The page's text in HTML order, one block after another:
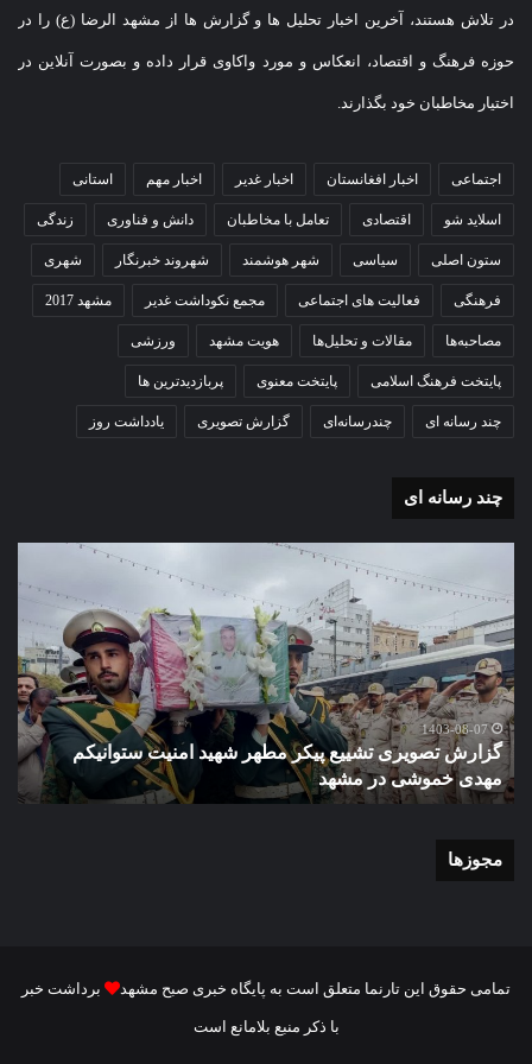
Te
le
a
m
W
ha
A
pp
Pr
in
ri
en
y
C
nk
Fa
ok
T
E
M
ge
Li
Vi
S
pe
W
C
ha
ا
تر
ا
ک
گذ
ار
صبح مشهد
زنان و زایمان
در تلاش هستند، آخرین اخبار تحلیل ها و گزارش ها از مشهد الرضا (ع) را در
حوزه فرهنگ و اقتصاد، انعکاس و مورد واکاوی قرار داده و بصورت آنلاین در
اختیار مخاطبان خود بگذارند.
اجتماعی اخبار افغانستان اخبار غدیر اخبار مهم استانی
اسلاید شو اقتصادی تعامل با مخاطبان دانش و فناوری زندگی
ستون اصلی سیاسی شهر هوشمند شهروند خبرنگار شهری
فرهنگی فعالیت های اجتماعی مجمع نکوداشت غدیر مشهد 2017
مصاحبه‌ها مقالات و تحلیل‌ها هویت مشهد ورزشی
پایتخت فرهنگ اسلامی پایتخت معنوی پربازدیدترین ها
چند رسانه ای چندرسانه‌ای گزارش تصویری یادداشت روز
چند رسانه ای
تشییع
پیکر
مطهر
شهید
امنیت
ستوانیکم
مهدی
خموشی
در
1403-08-07
گزارش تصویری تشییع پیکر مطهر شهید امنیت ستوانیکم
مهدی خموشی در مشهد
با
مجوزها
تمامی حقوق این تارنما متعلق است به پایگاه خبری صبح مشهد برداشت خبر
با ذکر منبع بلامانع است